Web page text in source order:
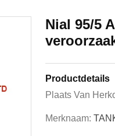
Nial 95/5
Productdetails
Plaats Van
Merknaam: